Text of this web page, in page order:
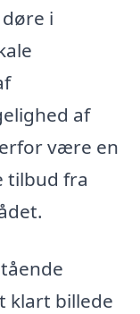
i
af
være en
tilbud fra
klart billede